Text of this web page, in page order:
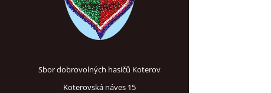
Sbor dobrovolných hasičů Koterov
Koterovská náves 15